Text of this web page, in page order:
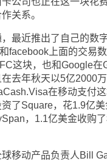
关系。
近推出了自己的数
facebook上面的交易
这块，也和Google在
去年秋天以5亿2000
在移动支付
了Square，花1.9亿
，1.1亿美金收购
动产品负责人Bill